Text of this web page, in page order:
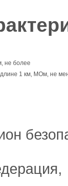
не более
длине 1 км, МОм, не